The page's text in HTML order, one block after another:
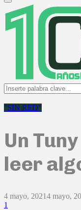
Primary
Menu
Search
for:
"SIN RED"
Un
leer
4 mayo, 20214 mayo,
1